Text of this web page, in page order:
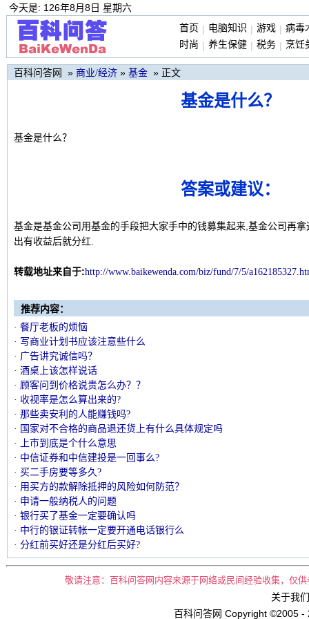
今天是: 126年8月8日 星期六
首页 | 电脑知识 | 游戏 | 病毒
时尚 | 养生保健 | 税务 | 烹饪
百科问答网 » 商业/经济 » 基金 » 正文
基金是什么？
基金是什么？
答案或建议：
基金是基金公司用基金的手段把大家手中的钱募集起来,基金公司再
出有收益后就分红.
转载地址来自于:http://www.baikewenda.com/biz/fund/7/5/
推荐内容：
· 餐厅老板的烦恼
· 写商业计划书应该注意些什么
· 广告讲究诚信吗？
· 酒桌上该怎样说话
· 顾客问到价格说贵怎么办？？
· 收视率是怎么算出来的?
· 那些卖安利的人能赚钱吗?
· 国家对不合格的商品退还货上有什么具体规定吗
· 上市到底是个什么意思
· 中信证券和中信建投是一回事么?
· 买二手房要等多久?
· 用买方的款解除抵押的风险如何防范？
· 申请一般纳税人的问题
· 银行买了基金一定要确认吗
· 中行的银证转帐一定要开通电话银行么
· 分红前买好还是分红后买好?
敬请注意：百科问答网内容来源于网络或民间经验收集，仅
关于我
百科问答网 Copyright ©2005 -